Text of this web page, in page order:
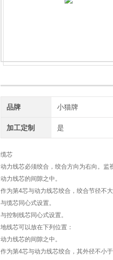
品牌 小猫牌
加工定制 是
缆芯
动力线芯必须绞合，绞合方向为右向。监
动力线芯的间隙之中。
作为第4芯与动力线芯绞合，绞合节径不
与缆芯同心式设置。
与控制线芯同心式设置。
地线芯可以放在下列位置：
动力线芯的间隙之中。
作为第4芯与动力线芯绞合，其外径不小